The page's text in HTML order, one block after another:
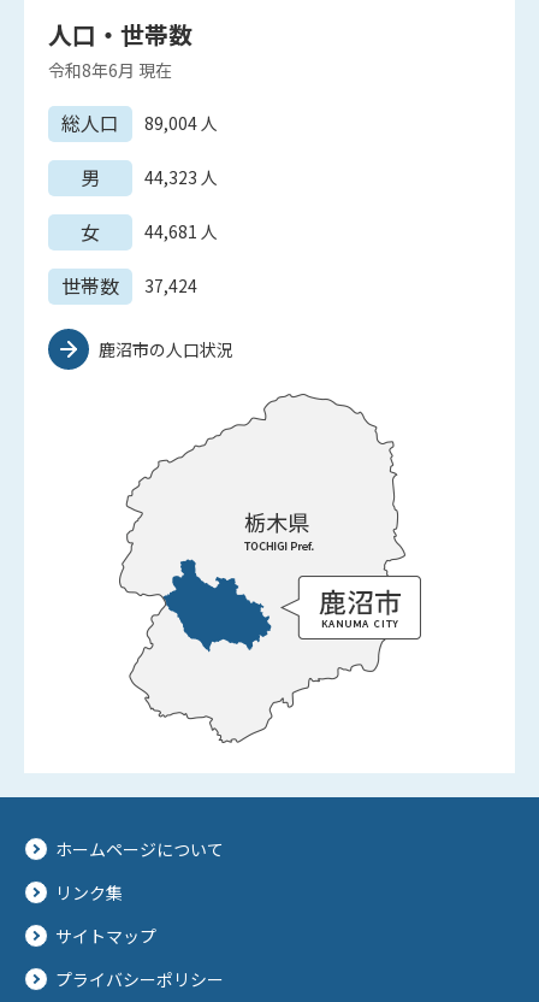
人口・世帯数
令和8年6月 現在
総人口 89,004人
男 44,323 人
女 44,681 人
世帯数 37,424
鹿沼市の人口状況
ホームページについて
リンク集
サイトマップ
プライバシーポリシー